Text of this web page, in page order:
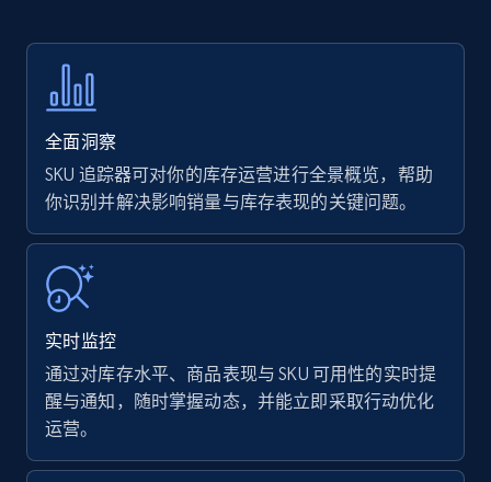
全面洞察
SKU 追踪器可对你的库存运营进行全景概览，帮助
你识别并解决影响销量与库存表现的关键问题。
实时监控
通过对库存水平、商品表现与 SKU 可用性的实时提
醒与通知，随时掌握动态，并能立即采取行动优化
运营。